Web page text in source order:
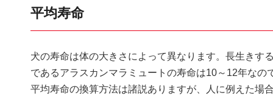
平均寿命
犬の寿命は体の大きさによって異なります。長生きす
であるアラスカンマラミュートの寿命は10～12年なの
平均寿命の換算方法は諸説ありますが、人に例えた場